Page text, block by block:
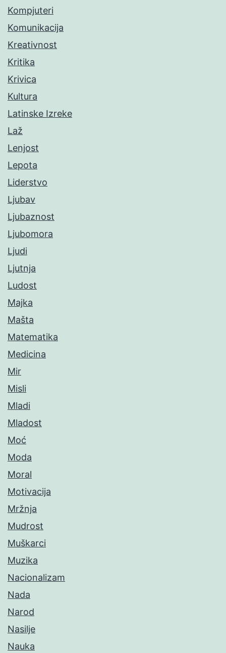
Kompjuteri
Komunikacija
Kreativnost
Kritika
Krivica
Kultura
Latinske Izreke
Laž
Lenjost
Lepota
Liderstvo
Ljubav
Ljubaznost
Ljubomora
Ljudi
Ljutnja
Ludost
Majka
Mašta
Matematika
Medicina
Mir
Misli
Mladi
Mladost
Moć
Moda
Moral
Motivacija
Mržnja
Mudrost
Muškarci
Muzika
Nacionalizam
Nada
Narod
Nasilje
Nauka